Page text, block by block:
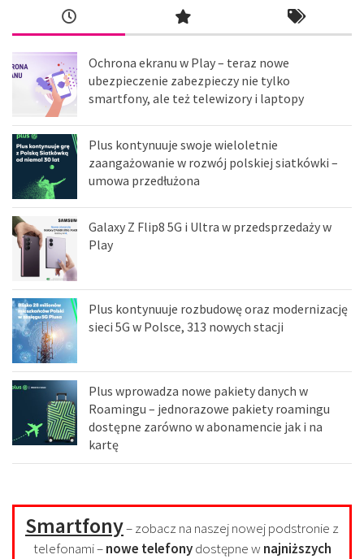
Ochrona ekranu w Play – teraz nowe
ubezpieczenie zabezpieczy nie tylko
smartfony, ale też telewizory i laptopy
Plus kontynuuje swoje wieloletnie
zaangażowanie w rozwój polskiej siatkówki –
umowa przedłużona
Galaxy Z Flip8 5G i Ultra w przedsprzedaży w
Play
Plus kontynuuje rozbudowę oraz modernizację
sieci 5G w Polsce, 313 nowych stacji
Plus wprowadza nowe pakiety danych w
Roamingu – jednorazowe pakiety roamingu
dostępne zarówno w abonamencie jak i na
kartę
Smartfony– zobacz na naszej nowej podstronie z
telefonami –nowe telefonydostępne w najniższych